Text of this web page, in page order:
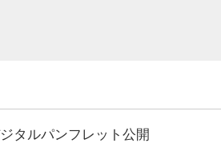
タルパンフレット公開